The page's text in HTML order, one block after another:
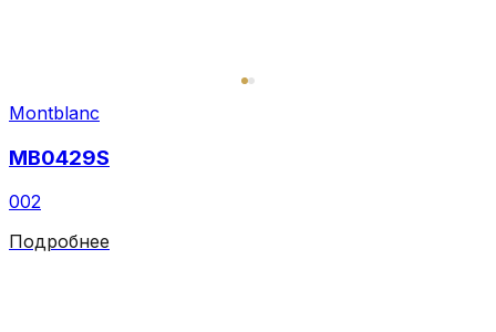
Montblanc
MB0429S
002
Подробнее